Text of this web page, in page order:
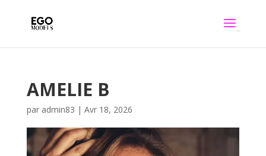
AMELIE B
par admin83 | Avr 18, 2026